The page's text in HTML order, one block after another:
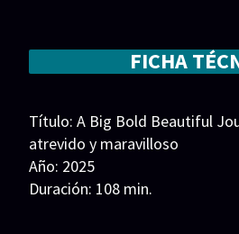
¿COMO DESCARGAR?
TIPOS DE CALIDADES
VIP
FICHA
Título: A Big Bold Beautiful
atrevido y maravilloso
Año: 2025
Duración: 108 min.